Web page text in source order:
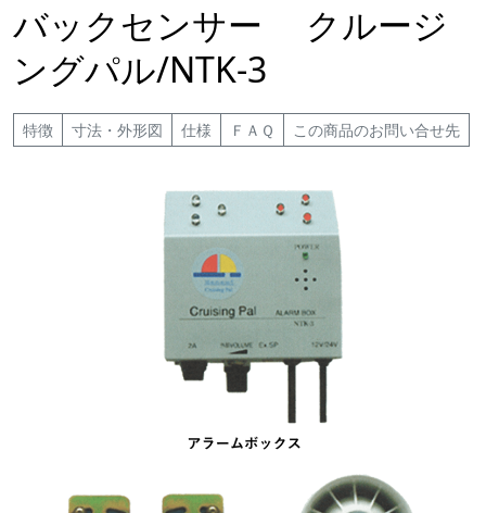
バックセンサー クルージ
ングパル/NTK-3
特徴 寸法・外形図 仕様 ＦＡＱ この商品のお問い合せ先